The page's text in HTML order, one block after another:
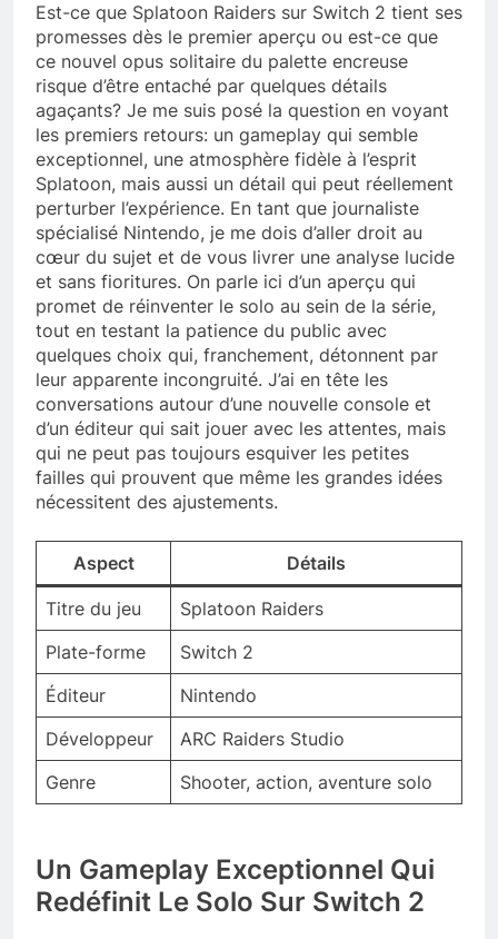
Est-ce que Splatoon Raiders sur Switch 2 tient ses
promesses dès le premier aperçu ou est-ce que
ce nouvel opus solitaire du palette encreuse
risque d’être entaché par quelques détails
agaçants? Je me suis posé la question en voyant
les premiers retours: un gameplay qui semble
exceptionnel, une atmosphère fidèle à l’esprit
Splatoon, mais aussi un détail qui peut réellement
perturber l’expérience. En tant que journaliste
spécialisé Nintendo, je me dois d’aller droit au
cœur du sujet et de vous livrer une analyse lucide
et sans fioritures. On parle ici d’un aperçu qui
promet de réinventer le solo au sein de la série,
tout en testant la patience du public avec
quelques choix qui, franchement, détonnent par
leur apparente incongruité. J’ai en tête les
conversations autour d’une nouvelle console et
d’un éditeur qui sait jouer avec les attentes, mais
qui ne peut pas toujours esquiver les petites
failles qui prouvent que même les grandes idées
nécessitent des ajustements.
Aspect Détails
Titre du jeu
Splatoon Raiders
Plate-forme
Switch 2
Éditeur
Nintendo
Développeur
ARC Raiders Studio
Genre
Shooter, action, aventure solo
Un Gameplay Exceptionnel Qui
Redéfinit Le Solo Sur Switch 2